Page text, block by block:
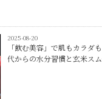
2025-08-20
「飲む美容」で肌もカラ
代からの水分習慣と玄米ス